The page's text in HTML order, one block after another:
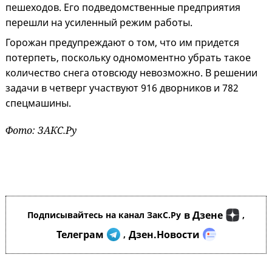
пешеходов. Его подведомственные предприятия
перешли на усиленный режим работы.
Горожан предупреждают о том, что им придется
потерпеть, поскольку одномоментно убрать такое
количество снега отовсюду невозможно. В решении
задачи в четверг участвуют 916 дворников и 782
спецмашины.
Фото: ЗАКС.Ру
Подписывайтесь на канал ЗакС.Ру в Дзене ,
Телеграм , Дзен.Новости